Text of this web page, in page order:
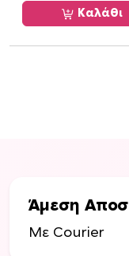
Καλάθι
Άμεση
Με Courier